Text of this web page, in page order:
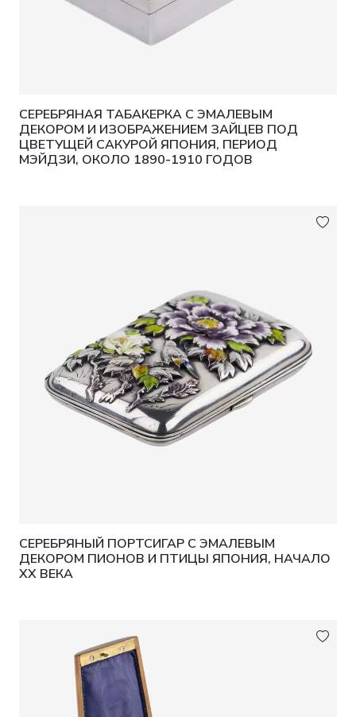
СЕРЕБРЯНАЯ ТАБАКЕРКА С ЭМАЛЕВЫМ
ДЕКОРОМ И ИЗОБРАЖЕНИЕМ ЗАЙЦЕВ ПОД
ЦВЕТУЩЕЙ САКУРОЙ ЯПОНИЯ, ПЕРИОД
МЭЙДЗИ, ОКОЛО 1890-1910 ГОДОВ
СЕРЕБРЯНЫЙ ПОРТСИГАР С ЭМАЛЕВЫМ
ДЕКОРОМ ПИОНОВ И ПТИЦЫ ЯПОНИЯ, НАЧАЛО
XX ВЕКА